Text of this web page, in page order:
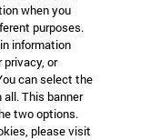
when you
purposes.
information
privacy, or
can select the
This banner
two options.
please visit